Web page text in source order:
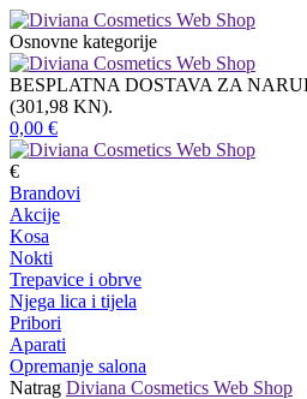
Osnovne kategorije
BESPLATNA DOSTAVA ZA
(301,98 KN).
0,00 €
€
Brandovi
Akcije
Kosa
Nokti
Trepavice i obrve
Njega lica i tijela
Pribori
Aparati
Opremanje salona
Natrag Diviana Cosmetics Web Shop